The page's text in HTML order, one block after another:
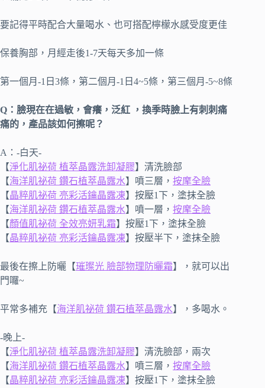
要記得平時配合大量喝水、也可搭配檸檬水感受度更佳
保養胸部，月經走後1-7天每天多加一條
第一個月-1日3條，第二個月-1日4~5條，第三個月-5~8條
Q：臉現在在過敏，會癢，泛紅 ，換季時臉上有刺刺痛
痛的，產品該如何擦呢？
A：-白天-
【淨化肌祕荷 植萃晶露洗卸凝膠】清洗臉部
【海洋肌祕荷 鑽石植萃晶露水】噴三層， 按摩全臉
【晶粹肌祕荷 亮彩活鑰晶露凍】按壓1下，塗抹全臉
【海洋肌祕荷 鑽石植萃晶露水】噴一層， 按摩全臉
【顏值肌祕荷 全效亮妍乳霜】按壓1下，塗抹全臉
【晶粹肌祕荷 亮彩活鑰晶露凍】按壓半下，塗抹全臉
最後在擦上防曬【璀璨光 臉部物理防曬霜】，就可以出
門囉~
平常多補充【海洋肌祕荷 鑽石植萃晶露水】，多喝水。
-晚上-
【淨化肌祕荷 植萃晶露洗卸凝膠】清洗臉部，兩次
【海洋肌祕荷 鑽石植萃晶露水】噴三層， 按摩全臉
【晶粹肌祕荷 亮彩活鑰晶露凍】按壓1下，塗抹全臉